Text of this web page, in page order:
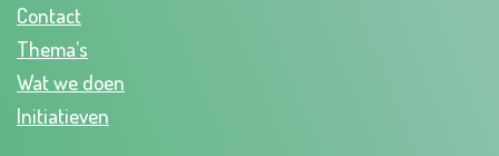
Contact
Thema’s
Wat we doen
Initiatieven